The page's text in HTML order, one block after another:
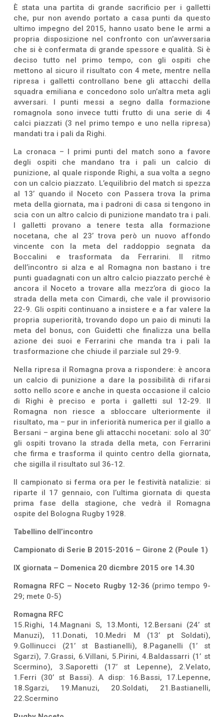
È stata una partita di grande sacrificio per i galletti
che, pur non avendo portato a casa punti da questo
ultimo impegno del 2015, hanno usato bene le armi a
propria disposizione nel confronto con un’avversaria
che si è confermata di grande spessore e qualità. Si è
deciso tutto nel primo tempo, con gli ospiti che
mettono al sicuro il risultato con 4 mete, mentre nella
ripresa i galletti controllano bene gli attacchi della
squadra emiliana e concedono solo un’altra meta agli
avversari. I punti messi a segno dalla formazione
romagnola sono invece tutti frutto di una serie di 4
calci piazzati (3 nel primo tempo e uno nella ripresa)
mandati tra i pali da Righi.
La cronaca – I primi punti del match sono a favore
degli ospiti che mandano tra i pali un calcio di
punizione, al quale risponde Righi, a sua volta a segno
con un calcio piazzato. L’equilibrio del match si spezza
al 13’ quando il Noceto con Passera trova la prima
meta della giornata, ma i padroni di casa si tengono in
scia con un altro calcio di punizione mandato tra i pali.
I galletti provano a tenere testa alla formazione
nocetana, che al 23’ trova però un nuovo affondo
vincente con la meta del raddoppio segnata da
Boccalini e trasformata da Ferrarini. Il ritmo
dell’incontro si alza e al Romagna non bastano i tre
punti guadagnati con un altro calcio piazzato perché è
ancora il Noceto a trovare alla mezz’ora di gioco la
strada della meta con Cimardi, che vale il provvisorio
22-9. Gli ospiti continuano a insistere e a far valere la
propria superiorità, trovando dopo un paio di minuti la
meta del bonus, con Guidetti che finalizza una bella
azione dei suoi e Ferrarini che manda tra i pali la
trasformazione che chiude il parziale sul 29-9.
Nella ripresa il Romagna prova a rispondere: è ancora
un calcio di punizione a dare la possibilità di rifarsi
sotto nello score e anche in questa occasione il calcio
di Righi è preciso e porta i galletti sul 12-29. Il
Romagna non riesce a sbloccare ulteriormente il
risultato, ma – pur in inferiorità numerica per il giallo a
Bersani – argina bene gli attacchi nocetani: solo al 30’
gli ospiti trovano la strada della meta, con Ferrarini
che firma e trasforma il quinto centro della giornata,
che sigilla il risultato sul 36-12.
Il campionato si ferma ora per le festività natalizie: si
riparte il 17 gennaio, con l’ultima giornata di questa
prima fase della stagione, che vedrà il Romagna
ospite del Bologna Rugby 1928.
Tabellino dell’incontro
Campionato di Serie B 2015-2016 – Girone 2 (Poule 1)
IX giornata – Domenica 20 dicmbre 2015 ore 14.30
Romagna RFC – Noceto Rugby 12-36 (primo tempo 9-
29; mete 0-5)
Romagna RFC
15.Righi, 14.Magnani S, 13.Monti, 12.Bersani (24’ st
Manuzi), 11.Donati, 10.Medri M (13’ pt Soldati),
9.Gollinucci (21’ st Bastianelli), 8.Paganelli (1’ st
Sgarzi), 7.Grassi, 6.Villani, 5.Pirini, 4.Baldassarri (1’ st
Scermino), 3.Saporetti (17’ st Lepenne), 2.Velato,
1.Ferri (30’ st Bassi). A disp: 16.Bassi, 17.Lepenne,
18.Sgarzi, 19.Manuzi, 20.Soldati, 21.Bastianelli,
22.Scermino